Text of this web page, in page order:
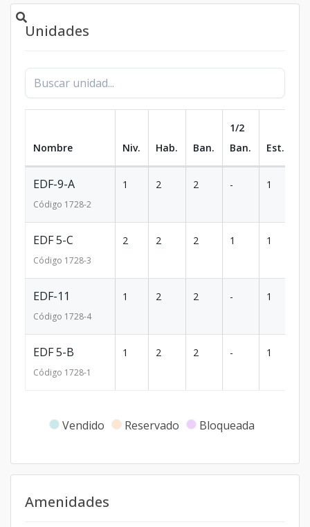
Unidades
Nombre Niv. Hab. Ban.
1/2
Ban.
Est.
EDF-9-A
Código 1728-2
1 2 2 - 1
EDF 5-C
Código 1728-3
2 2 2 1 1
EDF-11
Código 1728-4
1 2 2 - 1
EDF 5-B
Código 1728-1
1 2 2 - 1
Vendido Reservado Bloqueada
Amenidades